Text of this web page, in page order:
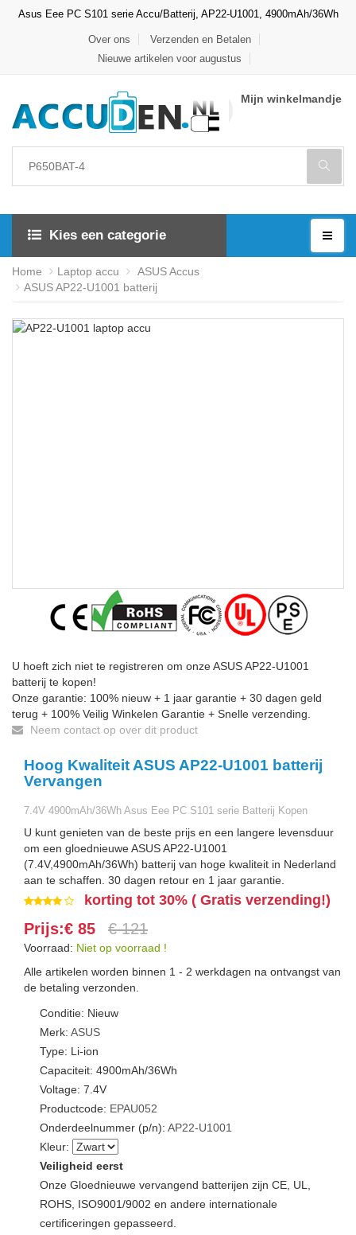
Asus Eee PC S101 serie Accu/Batterij, AP22-U1001, 4900mAh/36Wh
Over ons
Verzenden en Betalen
Nieuwe artikelen voor augustus
Mijn winkelmandje
Kies een categorie
Home Laptop accu
ASUS Accus
ASUS AP22-U1001 batterij
U hoeft zich niet te registreren om onze ASUS AP22-U1001
batterij te kopen!
Onze garantie: 100% nieuw + 1 jaar garantie + 30 dagen geld
terug + 100% Veilig Winkelen Garantie + Snelle verzending.
Neem contact op over dit product
Hoog Kwaliteit ASUS AP22-U1001 batterij
Vervangen
7.4V 4900mAh/36Wh Asus Eee PC S101 serie Batterij Kopen
U kunt genieten van de beste prijs en een langere levensduur
om een gloednieuwe ASUS AP22-U1001
(7.4V,4900mAh/36Wh) batterij van hoge kwaliteit in Nederland
aan te schaffen. 30 dagen retour en 1 jaar garantie.
korting tot 30% ( Gratis verzending!)
Prijs:€ 85 € 121
Voorraad: Niet op voorraad !
Alle artikelen worden binnen 1 - 2 werkdagen na ontvangst van
de betaling verzonden.
Conditie: Nieuw
Merk: ASUS
Type: Li-ion
Capaciteit: 4900mAh/36Wh
Voltage: 7.4V
Productcode: EPAU052
Onderdeelnummer (p/n): AP22-U1001
Kleur:
Veiligheid eerst
Onze Gloednieuwe vervangend batterijen zijn CE, UL,
ROHS, ISO9001/9002 en andere internationale
certificeringen gepasseerd.